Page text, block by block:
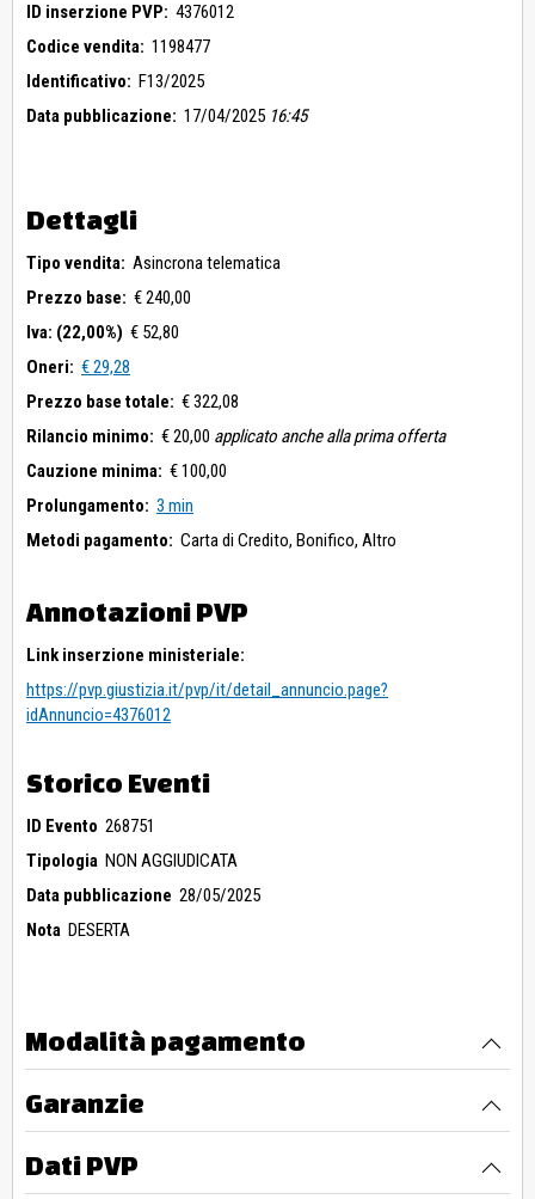
ID inserzione PVP: 4376012
Codice vendita: 1198477
Identificativo: F13/2025
Data pubblicazione: 17/04/2025 16:45
Dettagli
Tipo vendita: Asincrona telematica
Prezzo base: € 240,00
Iva: (22,00%) € 52,80
Oneri: € 29,28
Prezzo base totale: € 322,08
Rilancio minimo: € 20,00 applicato anche alla prima offerta
Cauzione minima: € 100,00
Prolungamento: 3 min
Metodi pagamento: Carta di Credito, Bonifico, Altro
Annotazioni PVP
Link inserzione ministeriale:
https://pvp.giustizia.it/pvp/it/detail_annuncio.page?
idAnnuncio=4376012
Storico Eventi
ID Evento 268751
Tipologia NON AGGIUDICATA
Data pubblicazione 28/05/2025
Nota DESERTA
Modalità pagamento
Garanzie
Dati PVP